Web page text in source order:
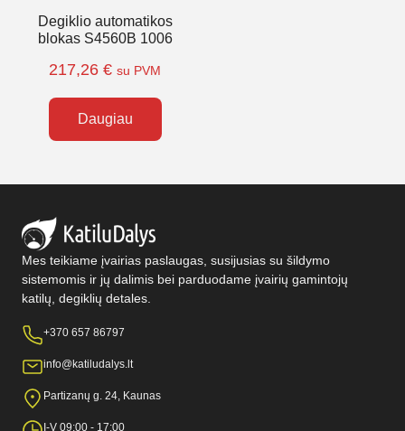
Degiklio automatikos
blokas S4560B 1006
217,26 € su PVM
Daugiau
Mes teikiame įvairias paslaugas, susijusias su šildymo
sistemomis ir jų dalimis bei parduodame įvairių gamintojų
katilų, degiklių detales.
+370 657 86797
info@katiludalys.lt
Partizanų g. 24, Kaunas
I-V 09:00 - 17:00